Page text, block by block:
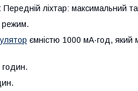
ліхтар: максимальний
режим.
ємністю 1000 мА·год, який
годин.